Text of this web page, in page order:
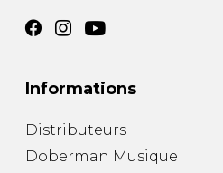
Informations
Distributeurs
Doberman Musique